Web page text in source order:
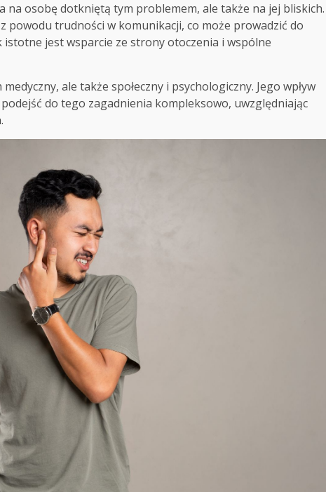
na osobę dotkniętą tym problemem, ale także na jej bliskich.
powodu trudności w komunikacji, co może prowadzić do
jest wsparcie ze strony otoczenia i wspólne
ale także społeczny i psychologiczny. Jego wpływ
do tego zagadnienia kompleksowo, uwzględniając